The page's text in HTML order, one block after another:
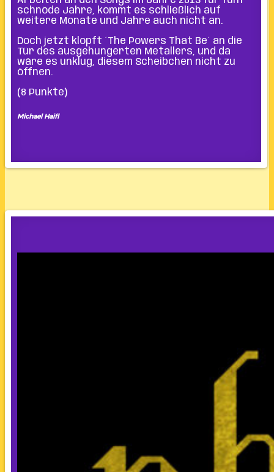
schnöde Jahre, kommt es schließlich auf
weitere Monate und Jahre auch nicht an.
Doch jetzt klopft ´The Powers That Be´ an die
Tür des ausgehungerten Metallers, und da
wäre es unklug, diesem Scheibchen nicht zu
öffnen.
(8 Punkte)
Michael Haifl